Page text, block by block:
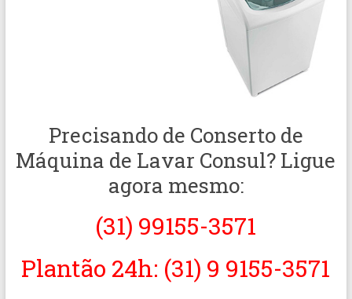
Precisando de Conserto de
Máquina de Lavar Consul? Ligue
agora mesmo:
(31) 99155-3571
Plantão 24h: (31) 9 9155-3571